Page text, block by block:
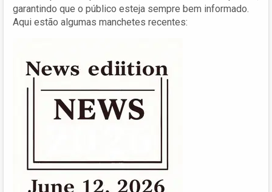
garantindo que o público esteja sempre bem informado.
Aqui estão algumas manchetes recentes: